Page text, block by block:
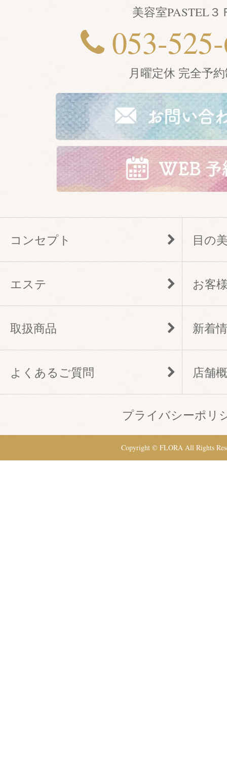
美容室PASTEL３
053-
月曜定休 完全予
コンセプト 目の
エステ お客
取扱商品 新着
よくあるご質問 店舗
プライバシーポリ
Copyright © FLORA All Rights